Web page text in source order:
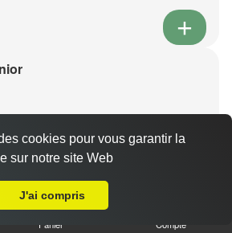
mozzarella, champignons de
Panier Compte
cookies pour vous garantir la
sur notre site Web
J'ai compris